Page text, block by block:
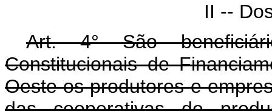
II --
Art. 4° São
Constitucionais de
Oeste os produtores e